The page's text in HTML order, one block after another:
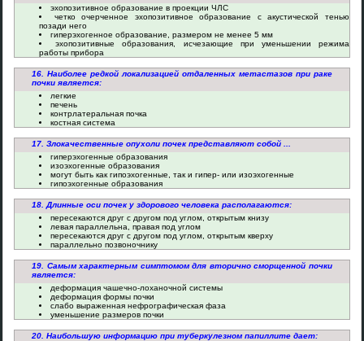
эхопозитивное образование в проекции ЧЛС
четко очерченное эхопозитивное образование с акустической тенью
позади него
гиперэхогенное образование, размером не менее 5 мм
эхопозитивные образования, исчезающие при уменьшении режима
работы прибора
16. Наиболее редкой локализацией отдаленных метастазов при раке
почки является:
легкие
печень
контрлатеральная почка
костная система
17. Злокачественные опухоли почек представляют собой ...
гиперэхогенные образования
изоэхогенные образования
могут быть как гипоэхогенные, так и гипер- или изоэхогенные
гипоэхогенные образования
18. Длинные оси почек у здорового человека располагаются:
пересекаются друг с другом под углом, открытым книзу
левая параллельна, правая под углом
пересекаются друг с другом под углом, открытым кверху
параллельно позвоночнику
19. Самым характерным симптомом для вторично сморщенной почки
является:
деформация чашечно-лоханочной системы
деформация формы почки
слабо выраженная нефрографическая фаза
уменьшение размеров почки
20. Наибольшую информацию при туберкулезном папиллите дает: